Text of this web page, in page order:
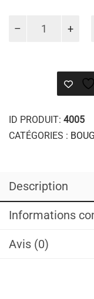
ID PRODUIT: 4005
CATÉGORIES :
Description
Informations
Avis (0)